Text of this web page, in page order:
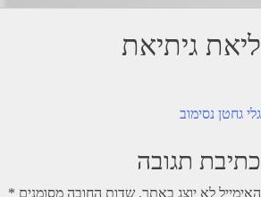
ליאת גיתיאת
ניווט
גלי גחטן נסימוב
כתיבת תגובה
האימייל לא יוצג באתר. שדות החובה מסומנים *